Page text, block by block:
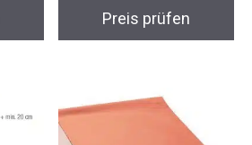
Preis prüfen